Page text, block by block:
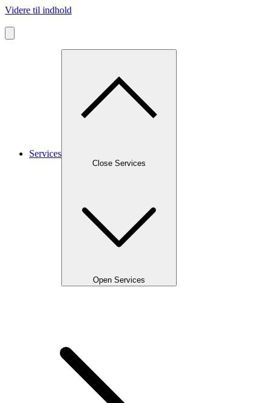
Videre til indhold
Services
Close Services
Open Services